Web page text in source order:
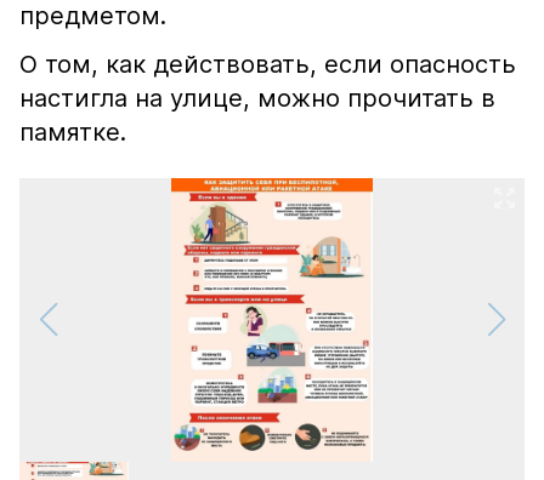
предметом.
О том, как действовать, если опасность
настигла на улице, можно прочитать в
памятке.